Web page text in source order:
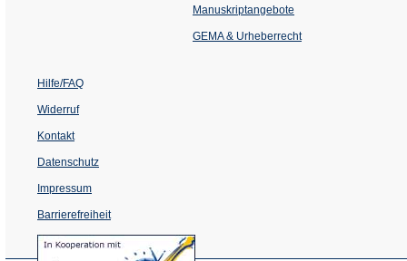
einem
Tab)
Manuskriptangebote
GEMA & Urheberrecht
Hilfe/FAQ
Widerruf
Kontakt
Datenschutz
Impressum
Barrierefreiheit
(Öffnet
in